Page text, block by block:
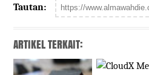
Tautan:
ARTIKEL TERKAIT: